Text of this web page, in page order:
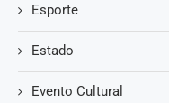
Esporte
Estado
Evento Cultural